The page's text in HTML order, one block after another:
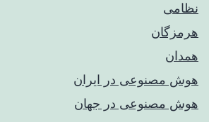
نظامی
هرمزگان
همدان
هوش مصنوعی در ایران
هوش مصنوعی در جهان